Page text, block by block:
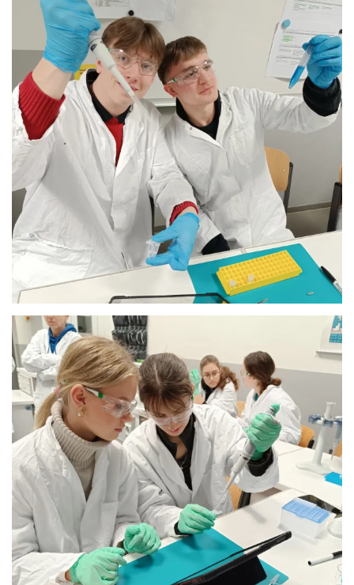
Anschauen....
Anschauen....